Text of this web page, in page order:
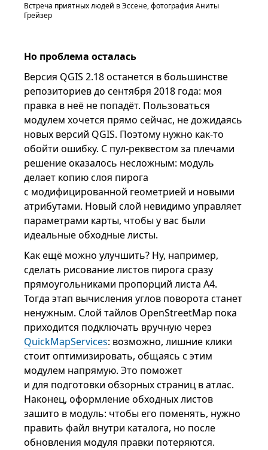
Встреча приятных людей в Эссене, фотография Аниты
Грейзер
Но проблема осталась
Версия QGIS 2.18 останется в большинстве
репозиториев до сентября 2018 года: моя
правка в неё не попадёт. Пользоваться
модулем хочется прямо сейчас, не дожидаясь
новых версий QGIS. Поэтому нужно как-то
обойти ошибку. С пул-реквестом за плечами
решение оказалось несложным: модуль
делает копию слоя пирога
с модифицированной геометрией и новыми
атрибутами. Новый слой невидимо управляет
параметрами карты, чтобы у вас были
идеальные обходные листы.
Как ещё можно улучшить? Ну, например,
сделать рисование листов пирога сразу
прямоугольниками пропорций листа А4.
Тогда этап вычисления углов поворота станет
ненужным. Слой тайлов OpenStreetMap пока
приходится подключать вручную через
QuickMapServices: возможно, лишние клики
стоит оптимизировать, общаясь с этим
модулем напрямую. Это поможет
и для подготовки обзорных страниц в атлас.
Наконец, оформление обходных листов
зашито в модуль: чтобы его поменять, нужно
править файл внутри каталога, но после
обновления модуля правки потеряются.